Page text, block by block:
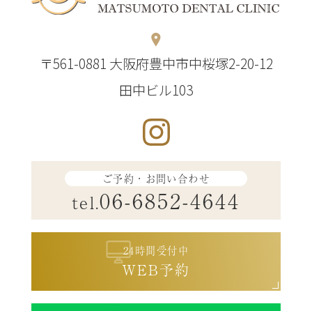
〒561-0881 大阪府豊中市中桜塚2-20-12
田中ビル103
ご予約・お問い合わせ
tel.06-6852-4644
24時間受付中
WEB予約